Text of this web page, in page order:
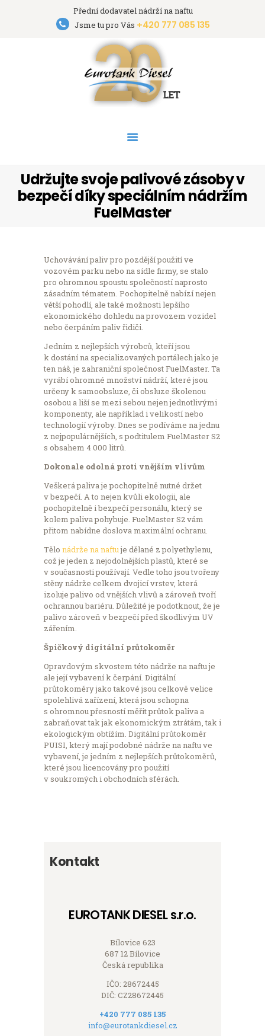
Přední dodavatel nádrží na naftu
Jsme tu pro Vás +420 777 085 135
Udržujte svoje palivové zásoby v
bezpečí díky speciálním nádržím
FuelMaster
Eurotank Diesel s.r.o.
Přední dodavatel nádrží na naftu
HOME
NÁDRŽE
PRONÁJEM NÁDRŽÍ
KONTAKT
Uchovávání paliv pro pozdější použití ve
vozovém parku nebo na sídle firmy, se stalo
pro ohromnou spoustu společností naprosto
zásadním tématem. Pochopitelně nabízí nejen
větší pohodlí, ale také možnosti lepšího
ekonomického dohledu na provozem vozidel
nebo čerpáním paliv řidiči.
Jedním z nejlepších výrobců, kteří jsou
k dostání na specializovaných portálech jako je
ten náš, je zahraniční společnost FuelMaster. Ta
vyrábí ohromné množství nádrží, které jsou
určeny k samoobsluze, či obsluze školenou
osobou a liší se mezi sebou nejen jednotlivými
komponenty, ale například i velikostí nebo
technologií výroby. Dnes se podíváme na jednu
z nejpopulárnějších, s podtitulem FuelMaster S2
s obsahem 4 000 litrů.
Dokonale odolná proti vnějším vlivům
Veškerá paliva je pochopitelně nutné držet
v bezpečí. A to nejen kvůli ekologii, ale
pochopitelně i bezpečí personálu, který se
kolem paliva pohybuje. FuelMaster S2 vám
přitom nabídne doslova maximální ochranu.
Tělo nádrže na naftuje dělané z polyethylenu,
což je jeden z nejodolnějších plastů, které se
v současnosti používají. Vedle toho jsou tvořeny
stěny nádrže celkem dvojicí vrstev, která
izoluje palivo od vnějších vlivů a zároveň tvoří
ochrannou bariéru. Důležité je podotknout, že je
palivo zároveň v bezpečí před škodlivým UV
zářením.
Špičkový digitální průtokoměr
Opravdovým skvostem této nádrže na naftu je
ale její vybavení k čerpání. Digitální
průtokoměry jako takové jsou celkově velice
spolehlivá zařízení, která jsou schopna
s ohromnou přesností měřit průtok paliva a
zabraňovat tak jak ekonomickým ztrátám, tak i
ekologickým obtížím. Digitální průtokoměr
PUISI, který mají podobné nádrže na naftu ve
vybavení, je jedním z nejlepších průtokoměrů,
které jsou licencovány pro použití
v soukromých i obchodních sférách.
Kontakt
EUROTANK DIESEL s.r.o.
Bílovice 623
687 12 Bílovice
Česká republika
IČO: 28672445
DIČ: CZ28672445
+420 777 085 135
info@eurotankdiesel.cz